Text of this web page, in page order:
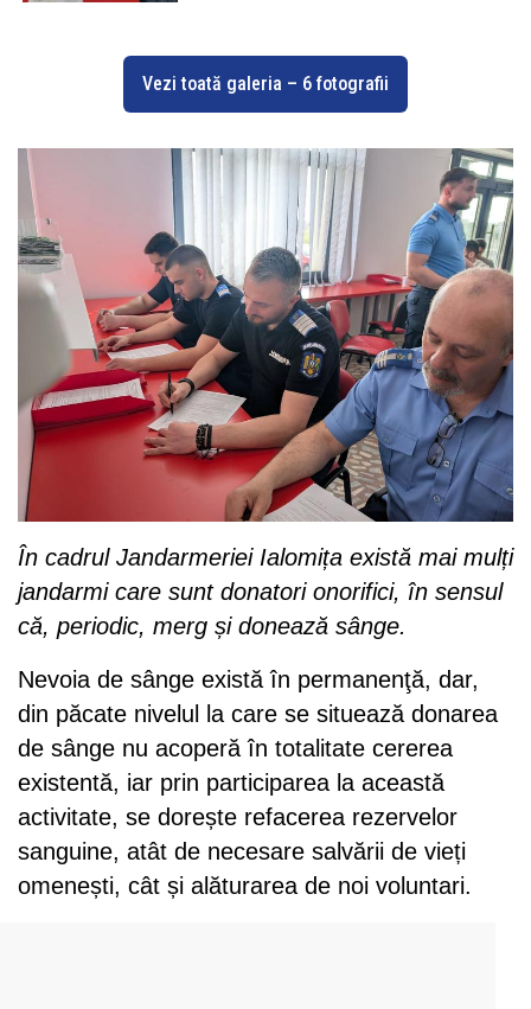
Vezi toată galeria – 6 fotografii
În cadrul Jandarmeriei Ialomița există mai mulți
jandarmi care sunt donatori onorifici, în sensul
că, periodic, merg și donează sânge.
Nevoia de sânge există în permanenţă, dar,
din păcate nivelul la care se situează donarea
de sânge nu acoperă în totalitate cererea
existentă, iar prin participarea la această
activitate, se dorește refacerea rezervelor
sanguine, atât de necesare salvării de vieți
omenești, cât și alăturarea de noi voluntari.